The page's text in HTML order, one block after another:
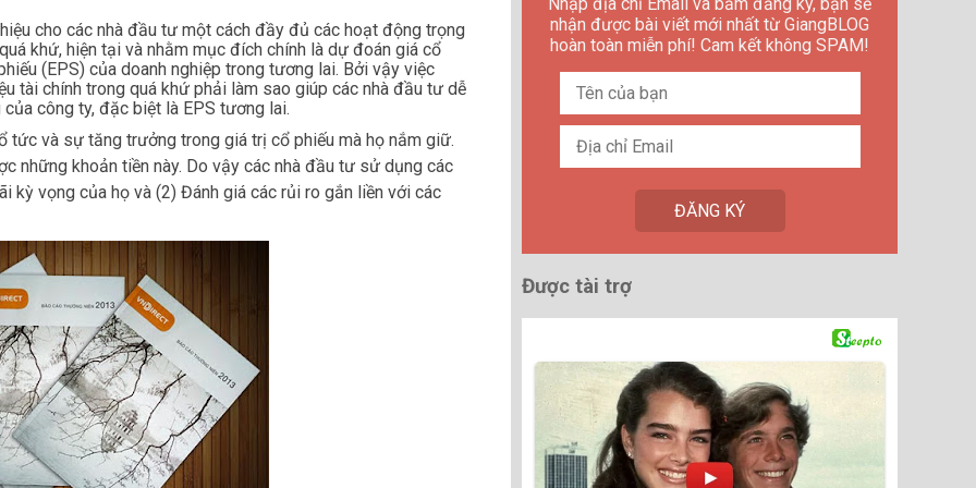
cho các nhà đầu tư một cách đầy đủ các hoạt động trọng
khứ, hiện tại và nhằm mục đích chính là dự đoán giá cổ
(EPS) của doanh nghiệp trong tương lai. Bởi vậy việc
tài chính trong quá khứ phải làm sao giúp các nhà đầu tư dễ
công ty, đặc biệt là EPS tương lai.
tức và sự tăng trưởng trong giá trị cổ phiếu mà họ nắm giữ.
những khoản tiền này. Do vậy các nhà đầu tư sử dụng các
kỳ vọng của họ và (2) Đánh giá các rủi ro gắn liền với các
nhận được bài viết mới nhất từ GiangBLOG
hoàn toàn miễn phí! Cam kết không SPAM!
Được tài trợ